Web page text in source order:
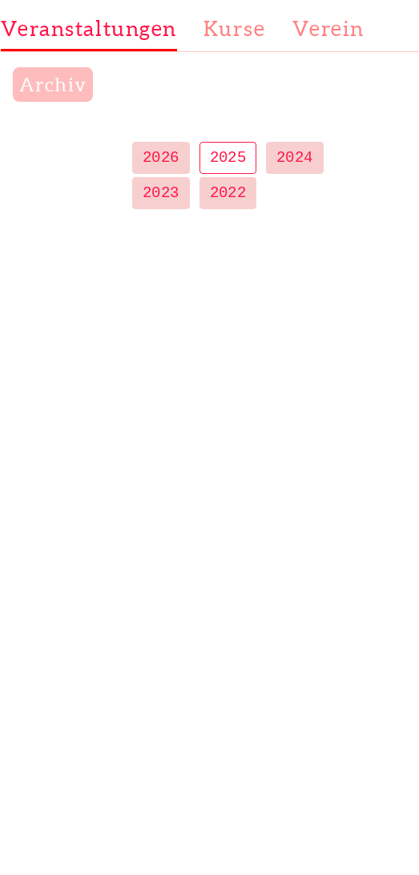
Veranstaltungen Kurse Verein
Archiv
2026 2025
2024
2023
2022